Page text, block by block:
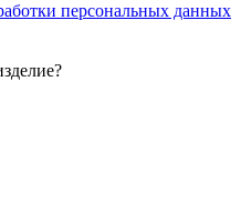
персональных данных